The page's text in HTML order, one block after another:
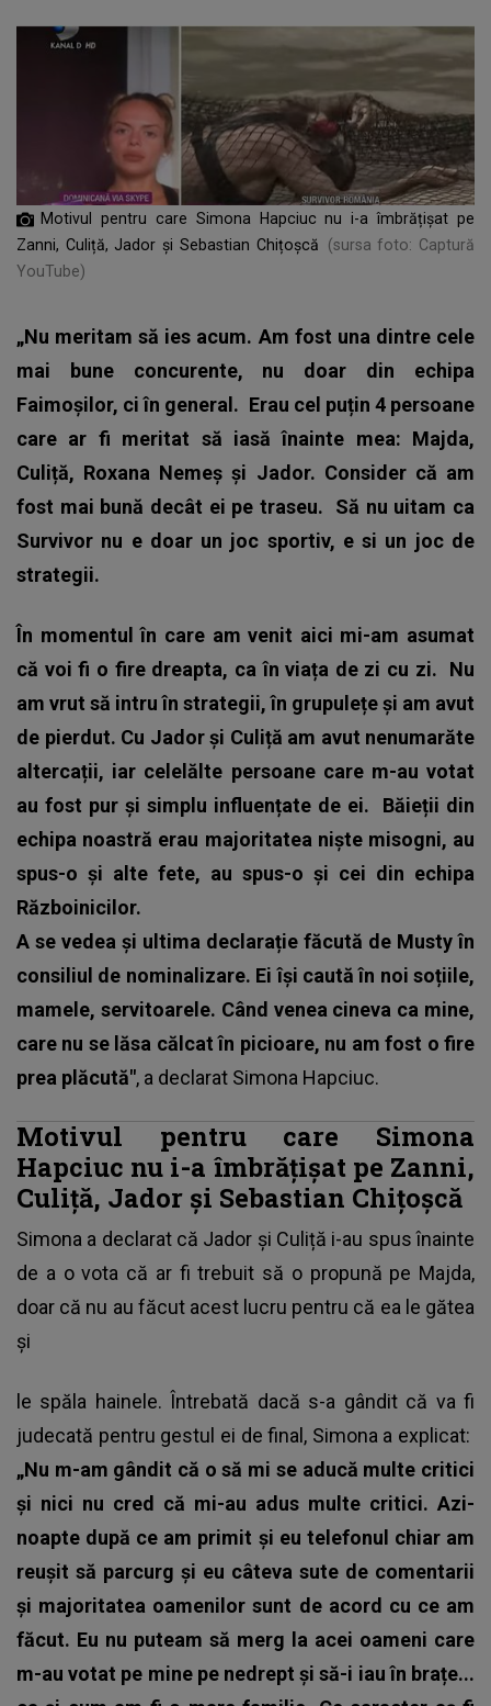
Motivul pentru care Simona Hapciuc nu i-a îmbrățișat pe
Zanni, Culiță, Jador și Sebastian Chițoșcă
(sursa foto: Captură
YouTube)
„Nu meritam să ies acum. Am fost una dintre cele
mai bune concurente, nu doar din echipa
Faimoșilor, ci în general. Erau cel puțin 4 persoane
care ar fi meritat să iasă înainte mea: Majda,
Culiță, Roxana Nemeș și Jador. Consider că am
fost mai bună decât ei pe traseu. Să nu uitam ca
Survivor nu e doar un joc sportiv, e si un joc de
strategii.
În momentul în care am venit aici mi-am asumat
că voi fi o fire dreapta, ca în viața de zi cu zi. Nu
am vrut să intru în strategii, în grupulețe și am avut
de pierdut. Cu Jador și Culiță am avut nenumarăte
altercații, iar celelălte persoane care m-au votat
au fost pur și simplu influențate de ei. Băieții din
echipa noastră erau majoritatea niște misogni, au
spus-o și alte fete, au spus-o și cei din echipa
Războinicilor.
A se vedea și ultima declarație făcută de Musty în
consiliul de nominalizare. Ei își caută în noi soțiile,
mamele, servitoarele. Când venea cineva ca mine,
care nu se lăsa călcat în picioare, nu am fost o fire
prea plăcută", a declarat Simona Hapciuc.
Motivul pentru care Simona
Hapciuc nu i-a îmbrățișat pe Zanni,
Culiță, Jador și Sebastian Chițoșcă
Simona a declarat că Jador și Culiță i-au spus înainte
de a o vota că ar fi trebuit să o propună pe Majda,
doar că nu au făcut acest lucru pentru că ea le gătea
și
le spăla hainele. Întrebată dacă s-a gândit că va fi
judecată pentru gestul ei de final, Simona a explicat:
„Nu m-am gândit că o să mi se aducă multe critici
și nici nu cred că mi-au adus multe critici. Azi-
noapte după ce am primit și eu telefonul chiar am
reușit să parcurg și eu câteva sute de comentarii
și majoritatea oamenilor sunt de acord cu ce am
făcut. Eu nu puteam să merg la acei oameni care
m-au votat pe mine pe nedrept și să-i iau în brațe...